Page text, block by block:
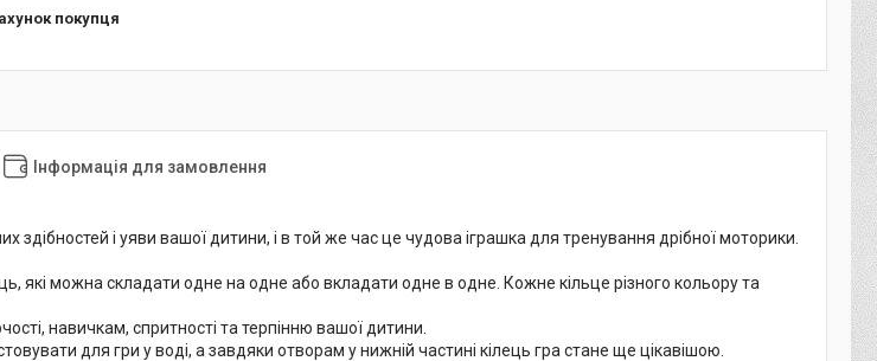
покупця
Інформація для замовлення
здібностей і уяви вашої дитини, і в той же час це чудова іграшка для тренування дрібної моторики.
які можна складати одне на одне або вкладати одне в одне. Кожне кільце різного кольору та
навичкам, спритності та терпінню вашої дитини.
для гри у воді, а завдяки отворам у нижній частині кілець гра стане ще цікавішою.